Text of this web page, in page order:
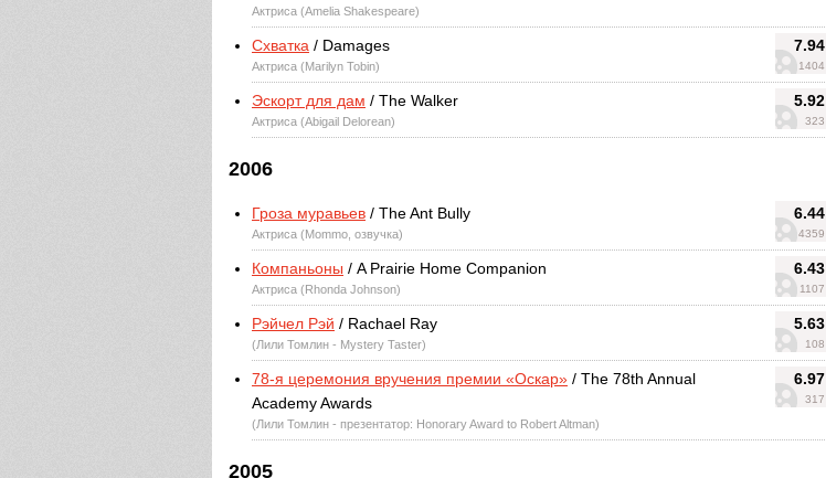
Актриса (Amelia Shakespeare)
7.94
1404
Схватка / Damages
Актриса (Marilyn Tobin)
5.92
323
Эскорт для дам / The Walker
Актриса (Abigail Delorean)
2006
6.44
4359
Гроза муравьев / The Ant Bully
Актриса (Mommo, озвучка)
6.43
1107
Компаньоны / A Prairie Home Companion
Актриса (Rhonda Johnson)
5.63
108
Рэйчел Рэй / Rachael Ray
(Лили Томлин - Mystery Taster)
6.97
317
78-я церемония вручения премии «Оскар» / The 78th Annual
Academy Awards
(Лили Томлин - презентатор: Honorary Award to Robert Altman)
2005